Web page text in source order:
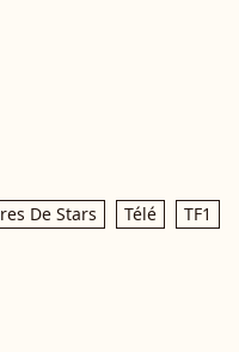
De Stars Télé
TF1